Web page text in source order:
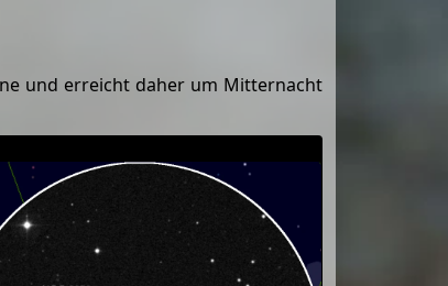
und erreicht daher um Mitternacht